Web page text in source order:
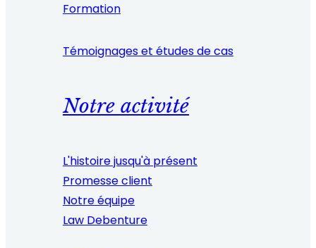
Formation
Témoignages et études de cas
Notre activité
L'histoire jusqu'à présent
Promesse client
Notre équipe
Law Debenture